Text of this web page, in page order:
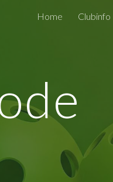
Skip to navigation
Home Clubinfo